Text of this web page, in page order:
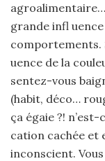
agroalimentaire…
grande infl
comportements.
uence de la
sentez-vous
(habit, déco…
ça égaie ?!
cation cachée et
inconscient.